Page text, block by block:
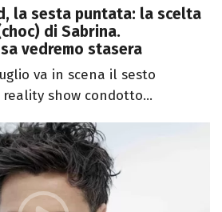
la sesta puntata: la scelta
di Sabrina.
vedremo stasera
va in scena il sesto
show condotto...